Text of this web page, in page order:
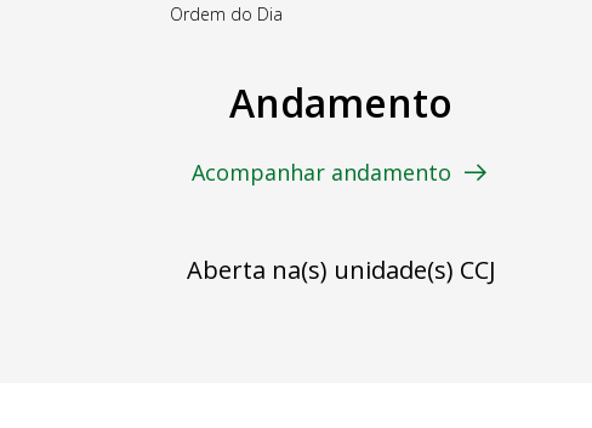
Ordem do Dia
Andamento
Acompanhar andamento
Aberta na(s) unidade(s) CCJ